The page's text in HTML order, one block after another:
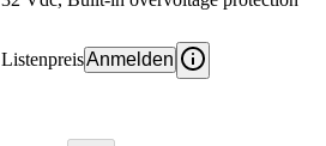
ListenpreisAnmelden